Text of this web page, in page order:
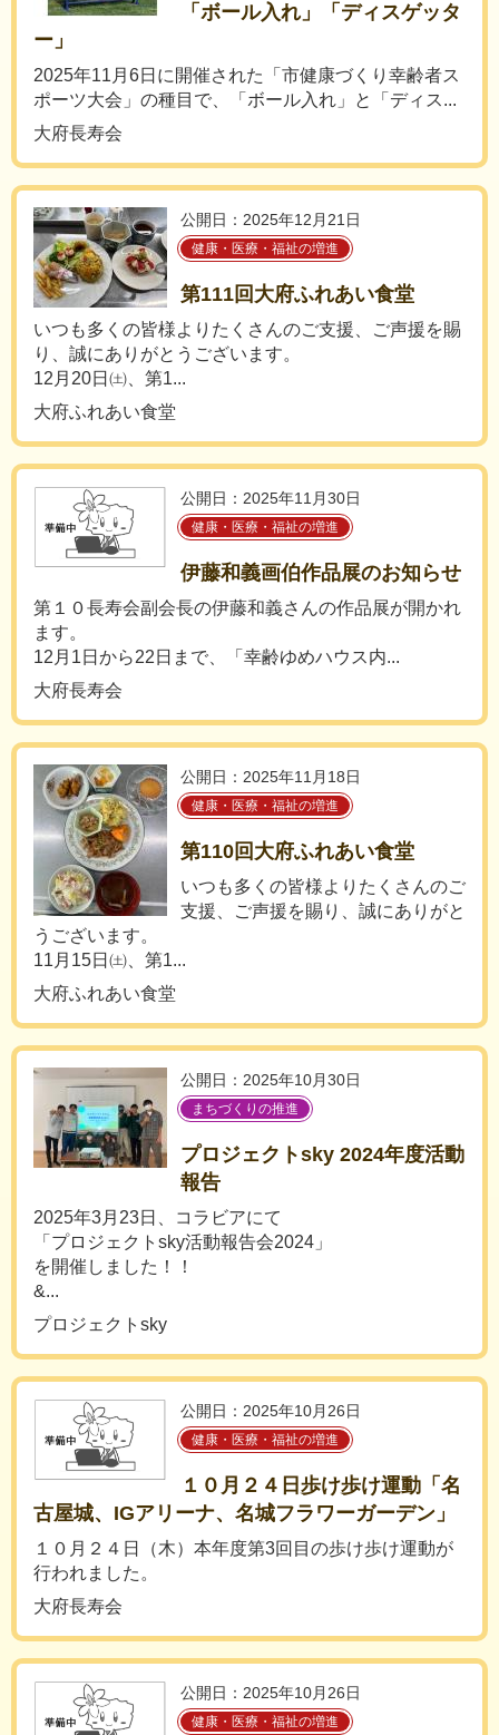
「ボール入れ」「ディスゲッタ
ー」
2025年11月6日に開催された「市健康づくり幸齢者ス
ポーツ大会」の種目で、「ボール入れ」と「ディス...
大府長寿会
公開日：2025年12月21日
健康・医療・福祉の増進
第111回大府ふれあい食堂
いつも多くの皆様よりたくさんのご支援、ご声援を賜
り、誠にありがとうございます。
12月20日㈯、第1...
大府ふれあい食堂
公開日：2025年11月30日
健康・医療・福祉の増進
伊藤和義画伯作品展のお知らせ
第１０長寿会副会長の伊藤和義さんの作品展が開かれ
ます。
12月1日から22日まで、「幸齢ゆめハウス内...
大府長寿会
公開日：2025年11月18日
健康・医療・福祉の増進
第110回大府ふれあい食堂
いつも多くの皆様よりたくさんのご
支援、ご声援を賜り、誠にありがと
うございます。
11月15日㈯、第1...
大府ふれあい食堂
公開日：2025年10月30日
まちづくりの推進
プロジェクトsky 2024年度活動
報告
2025年3月23日、コラビアにて
「プロジェクトsky活動報告会2024」
を開催しました！！
&...
プロジェクトsky
公開日：2025年10月26日
健康・医療・福祉の増進
１０月２４日歩け歩け運動「名
古屋城、IGアリーナ、名城フラワーガーデン」
１０月２４日（木）本年度第3回目の歩け歩け運動が
行われました。
大府長寿会
公開日：2025年10月26日
健康・医療・福祉の増進